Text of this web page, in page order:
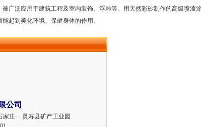
广泛应用于建筑工程及室内装饰、浮雕等。用天然彩砂制作的高级喷漆
起到美化环境、保健身体的作用。
公司
家庄· · 灵寿县矿产工业园